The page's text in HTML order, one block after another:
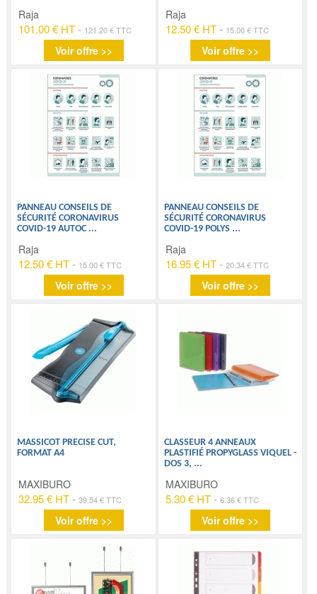
Raja
101.00 € HT - 121.20 € TTC
Voir offre >>
Raja
12.50 € HT- 15.00 € TTC
Voir offre >>
PANNEAU CONSEILS DE
SÉCURITÉ CORONAVIRUS
COVID-19 AUTOC ...
Raja
12.50 € HT - 15.00 € TTC
Voir offre >>
PANNEAU CONSEILS DE
SÉCURITÉ CORONAVIRUS
COVID-19 POLYS ...
Raja
16.95 € HT- 20.34 € TTC
Voir offre >>
MASSICOT PRECISE CUT,
FORMAT A4
MAXIBURO
32.95 € HT -39.54 € TTC
Voir offre >>
CLASSEUR 4 ANNEAUX
PLASTIFIÉ PROPYGLASS VIQUEL -
DOS 3, ...
MAXIBURO
5.30 € HT- 6.36 € TTC
Voir offre >>